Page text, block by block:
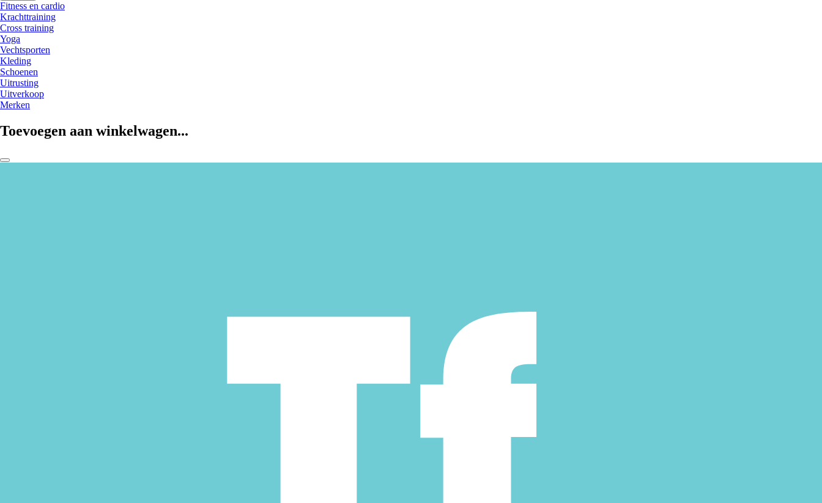
Fitness en cardio
Krachttraining
Cross training
Yoga
Vechtsporten
Kleding
Schoenen
Uitrusting
Uitverkoop
Merken
Toevoegen aan winkelwagen...